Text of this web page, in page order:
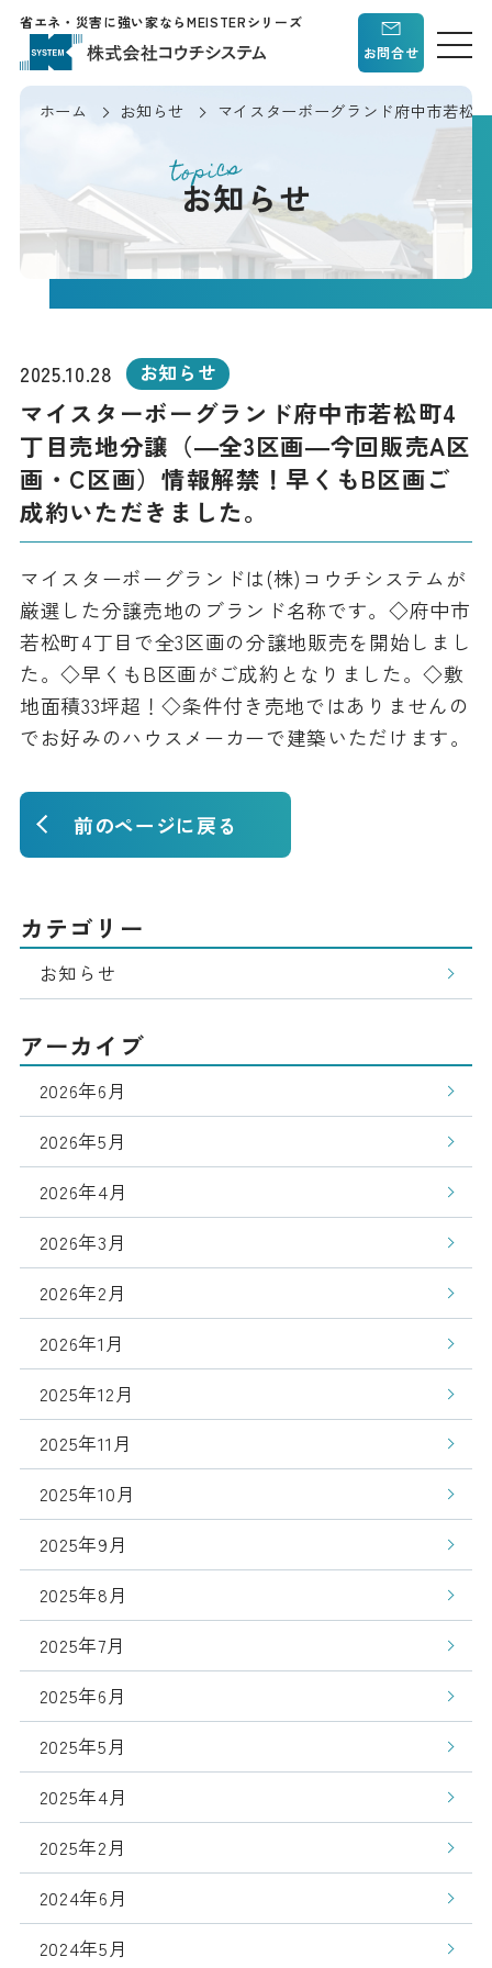
省エネ・災害に強い家ならMEISTERシリーズ
お問合せ
ホーム お知らせ マイスターボーグランド府中市若松
topics
お知らせ
2025.10.28 お知らせ
マイスターボーグランド府中市若松町4
丁目売地分譲（―全3区画―今回販売A区
画・C区画）情報解禁！早くもB区画ご
成約いただきました。
マイスターボーグランドは(株)コウチシステムが
厳選した分譲売地のブランド名称です。◇府中市
若松町4丁目で全3区画の分譲地販売を開始しまし
た。◇早くもB区画がご成約となりました。◇敷
地面積33坪超！◇条件付き売地ではありませんの
でお好みのハウスメーカーで建築いただけます。
前のページに戻る
カテゴリー
お知らせ
アーカイブ
2026年6月
2026年5月
2026年4月
2026年3月
2026年2月
2026年1月
2025年12月
2025年11月
2025年10月
2025年9月
2025年8月
2025年7月
2025年6月
2025年5月
2025年4月
2025年2月
2024年6月
2024年5月